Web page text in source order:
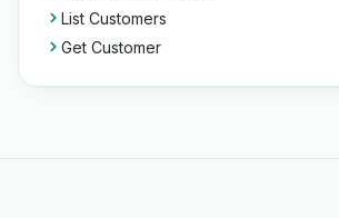
List Customers
Get Customer